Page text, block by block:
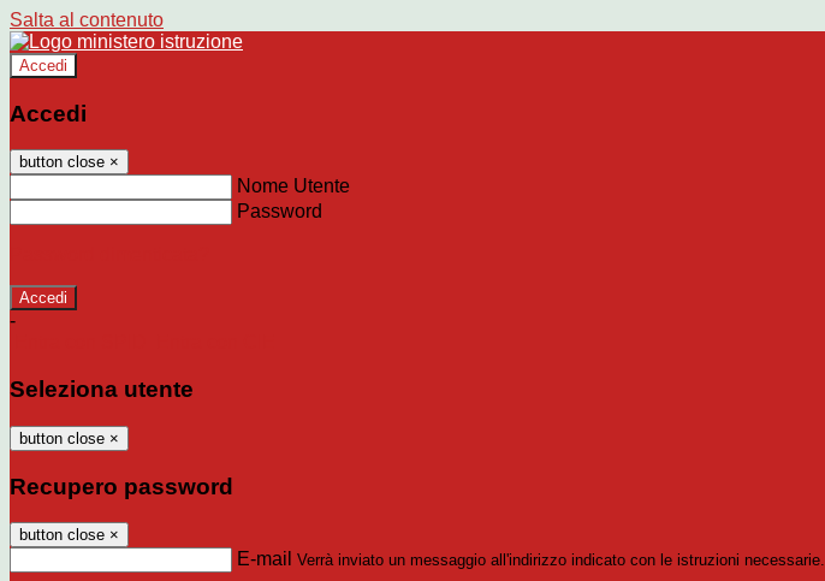
Salta al contenuto
Accedi
Accedi
button close ×
Nome Utente
Password
-
Seleziona utente
button close ×
Recupero password
button close ×
E-mail Verrà inviato un messaggio all'indirizzo indicato con le istruzioni necessarie.